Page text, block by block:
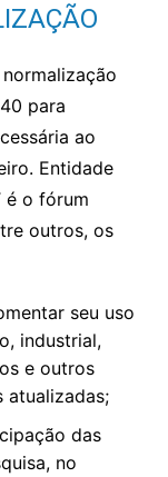
para
ao
Entidade
é o fórum
outros, os
seu uso
industrial,
e outros
atualizadas;
das
no